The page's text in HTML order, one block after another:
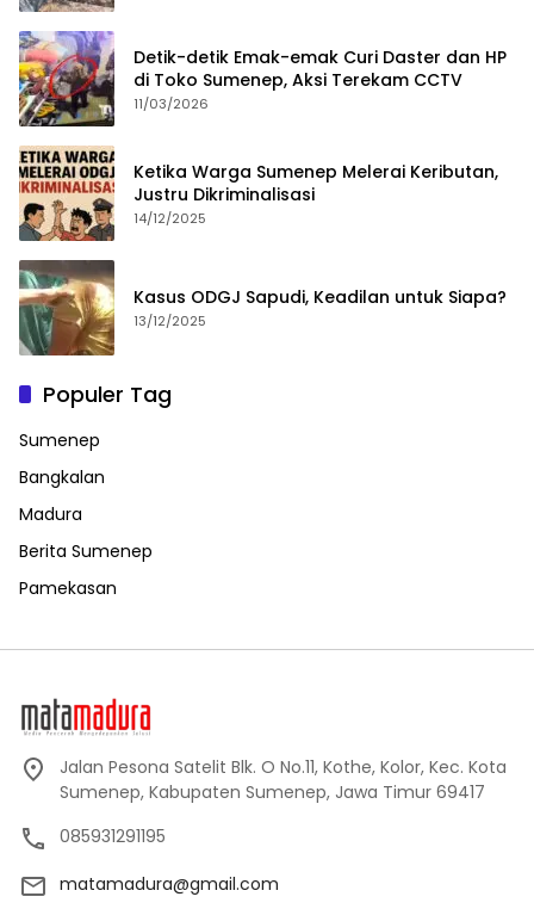
Detik-detik Emak-emak Curi Daster dan HP
di Toko Sumenep, Aksi Terekam CCTV
11/03/2026
Ketika Warga Sumenep Melerai Keributan,
Justru Dikriminalisasi
14/12/2025
Kasus ODGJ Sapudi, Keadilan untuk Siapa?
13/12/2025
Populer Tag
Sumenep
Bangkalan
Madura
Berita Sumenep
Pamekasan
Jalan Pesona Satelit Blk. O No.11, Kothe, Kolor, Kec. Kota
Sumenep, Kabupaten Sumenep, Jawa Timur 69417
085931291195
matamadura@gmail.com